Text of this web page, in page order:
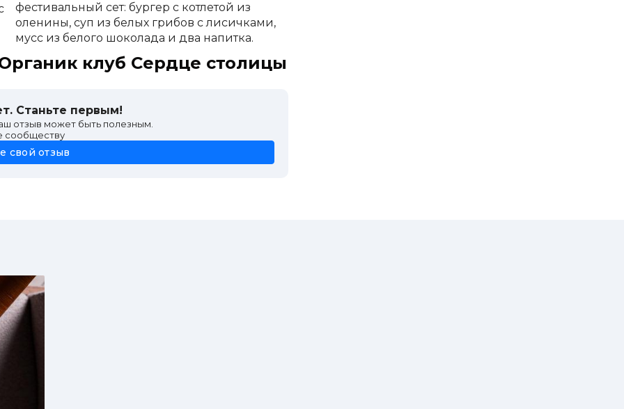
490 ₽
фестивальный сет: бургер с котлетой из
оленины, суп из белых грибов с лисичками,
мусс из белого шоколада и два напитка.
клуб Сердце столицы
Станьте первым!
отзыв может быть полезным.
сообществу
свой отзыв